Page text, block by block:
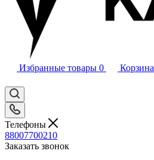
Избранные товары 0 Корзина
Телефоны
88007700210
Заказать звонок